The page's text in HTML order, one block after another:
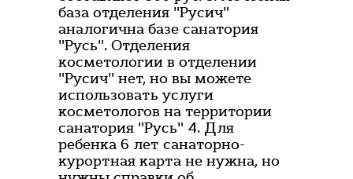
база отделения "Русич"
аналогична базе санатория
"Русь". Отделения
косметологии в отделении
"Русич" нет, но вы можете
использовать услуги
косметологов на территории
санатория "Русь" 4. Для
ребенка 6 лет санаторно-
курортная карта не нужна, но